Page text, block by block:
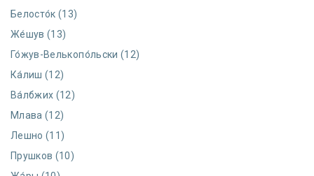
Белосто́к (13)
Же́шув (13)
Го́жув-Велькопо́льски (12)
Ка́лиш (12)
Ва́лбжих (12)
Млава (12)
Лешно (11)
Прушков (10)